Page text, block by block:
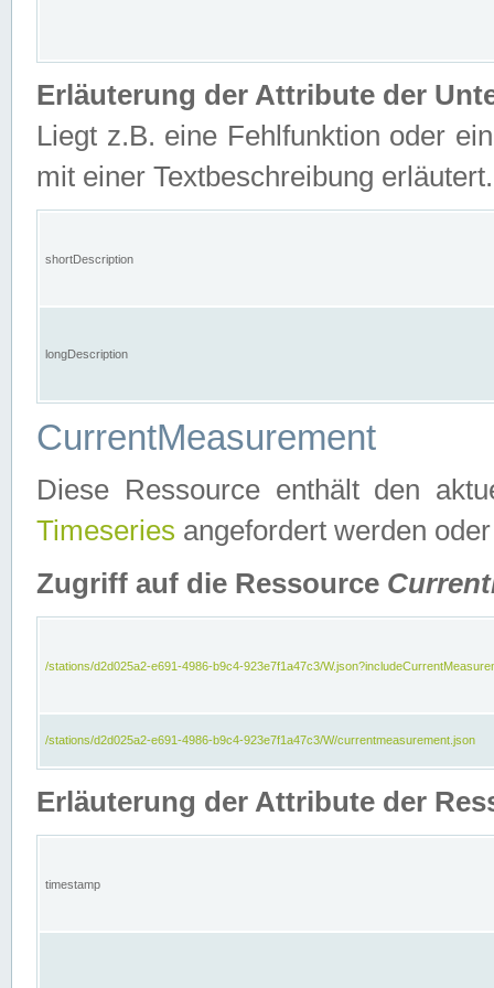
Erläuterung der Attribute der
Liegt z.B. eine Fehlfunktion oder
mit einer Textbeschreibung erläutert.
shortDescription
longDescription
CurrentMeasurement
Diese Ressource enthält den
Timeseries angefordert werden
Zugriff auf die Ressource
/stations/d2d025a2-e691-4986-b9c4-923e7f1a47c3/
/stations/d2d025a2-e691-4986-b9c4-923e7f1a47c3/W/currentmeasurement.json
Erläuterung der Attribute der
timestamp